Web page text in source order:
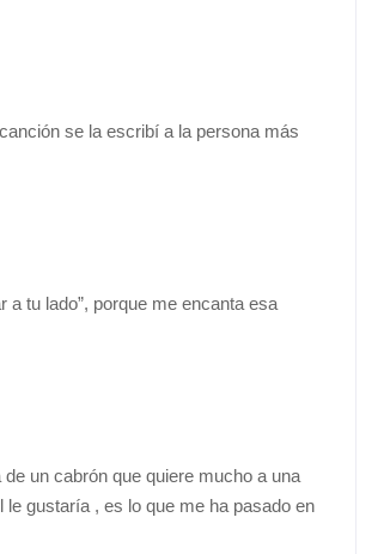
se la escribí a la persona más
a tu lado”, porque me encanta esa
un cabrón que quiere mucho a una
gustaría , es lo que me ha pasado en